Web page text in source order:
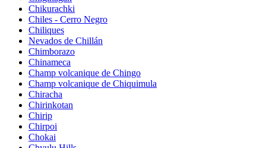
Chikurachki
Chiles - Cerro Negro
Chiliques
Nevados de Chillán
Chimborazo
Chinameca
Champ volcanique de Chingo
Champ volcanique de Chiquimula
Chiracha
Chirinkotan
Chirip
Chirpoi
Chokai